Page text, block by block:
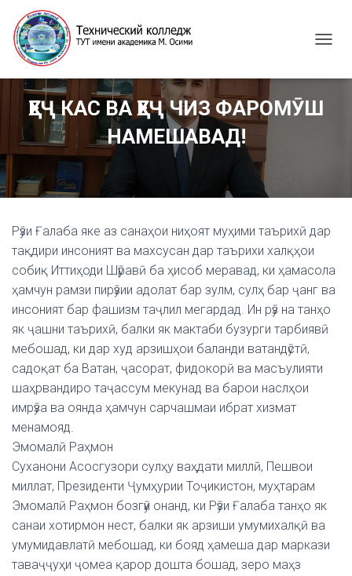
G
G
T
N
ҲЕҶ КАС ВА ҲЕҶ ЧИЗ ФАРОМӮШ
НАМЕШАВАД!
Рӯзи Ғалаба яке аз санаҳои ниҳоят муҳими таърихӣ дар
тақдири инсоният ва махсусан дар таърихи халқҳои
собиқ Иттиҳоди Шӯравӣ ба ҳисоб меравад, ки ҳамасола
ҳамчун рамзи пирӯзии адолат бар зулм, сулҳ бар ҷанг ва
инсоният бар фашизм таҷлил мегардад. Ин рӯз на танҳо
як ҷашни таърихӣ, балки як мактаби бузурги тарбиявӣ
мебошад, ки дар худ арзишҳои баланди ватандӯстӣ,
садоқат ба Ватан, ҷасорат, фидокорӣ ва масъулияти
шаҳрвандиро таҷассум мекунад ва барои наслҳои
имрӯза ва оянда ҳамчун сарчашмаи ибрат хизмат
менамояд.
Эмомалӣ Раҳмон
Суханони Асосгузори сулҳу ваҳдати миллӣ, Пешвои
миллат, Президенти Ҷумҳурии Тоҷикистон, муҳтарам
Эмомалӣ Раҳмон бозгӯи онанд, ки Рӯзи Ғалаба танҳо як
санаи хотирмон нест, балки як арзиши умумихалқӣ ва
умумидавлатӣ мебошад, ки бояд ҳамеша дар маркази
таваҷҷуҳи ҷомеа қарор дошта бошад, зеро маҳз